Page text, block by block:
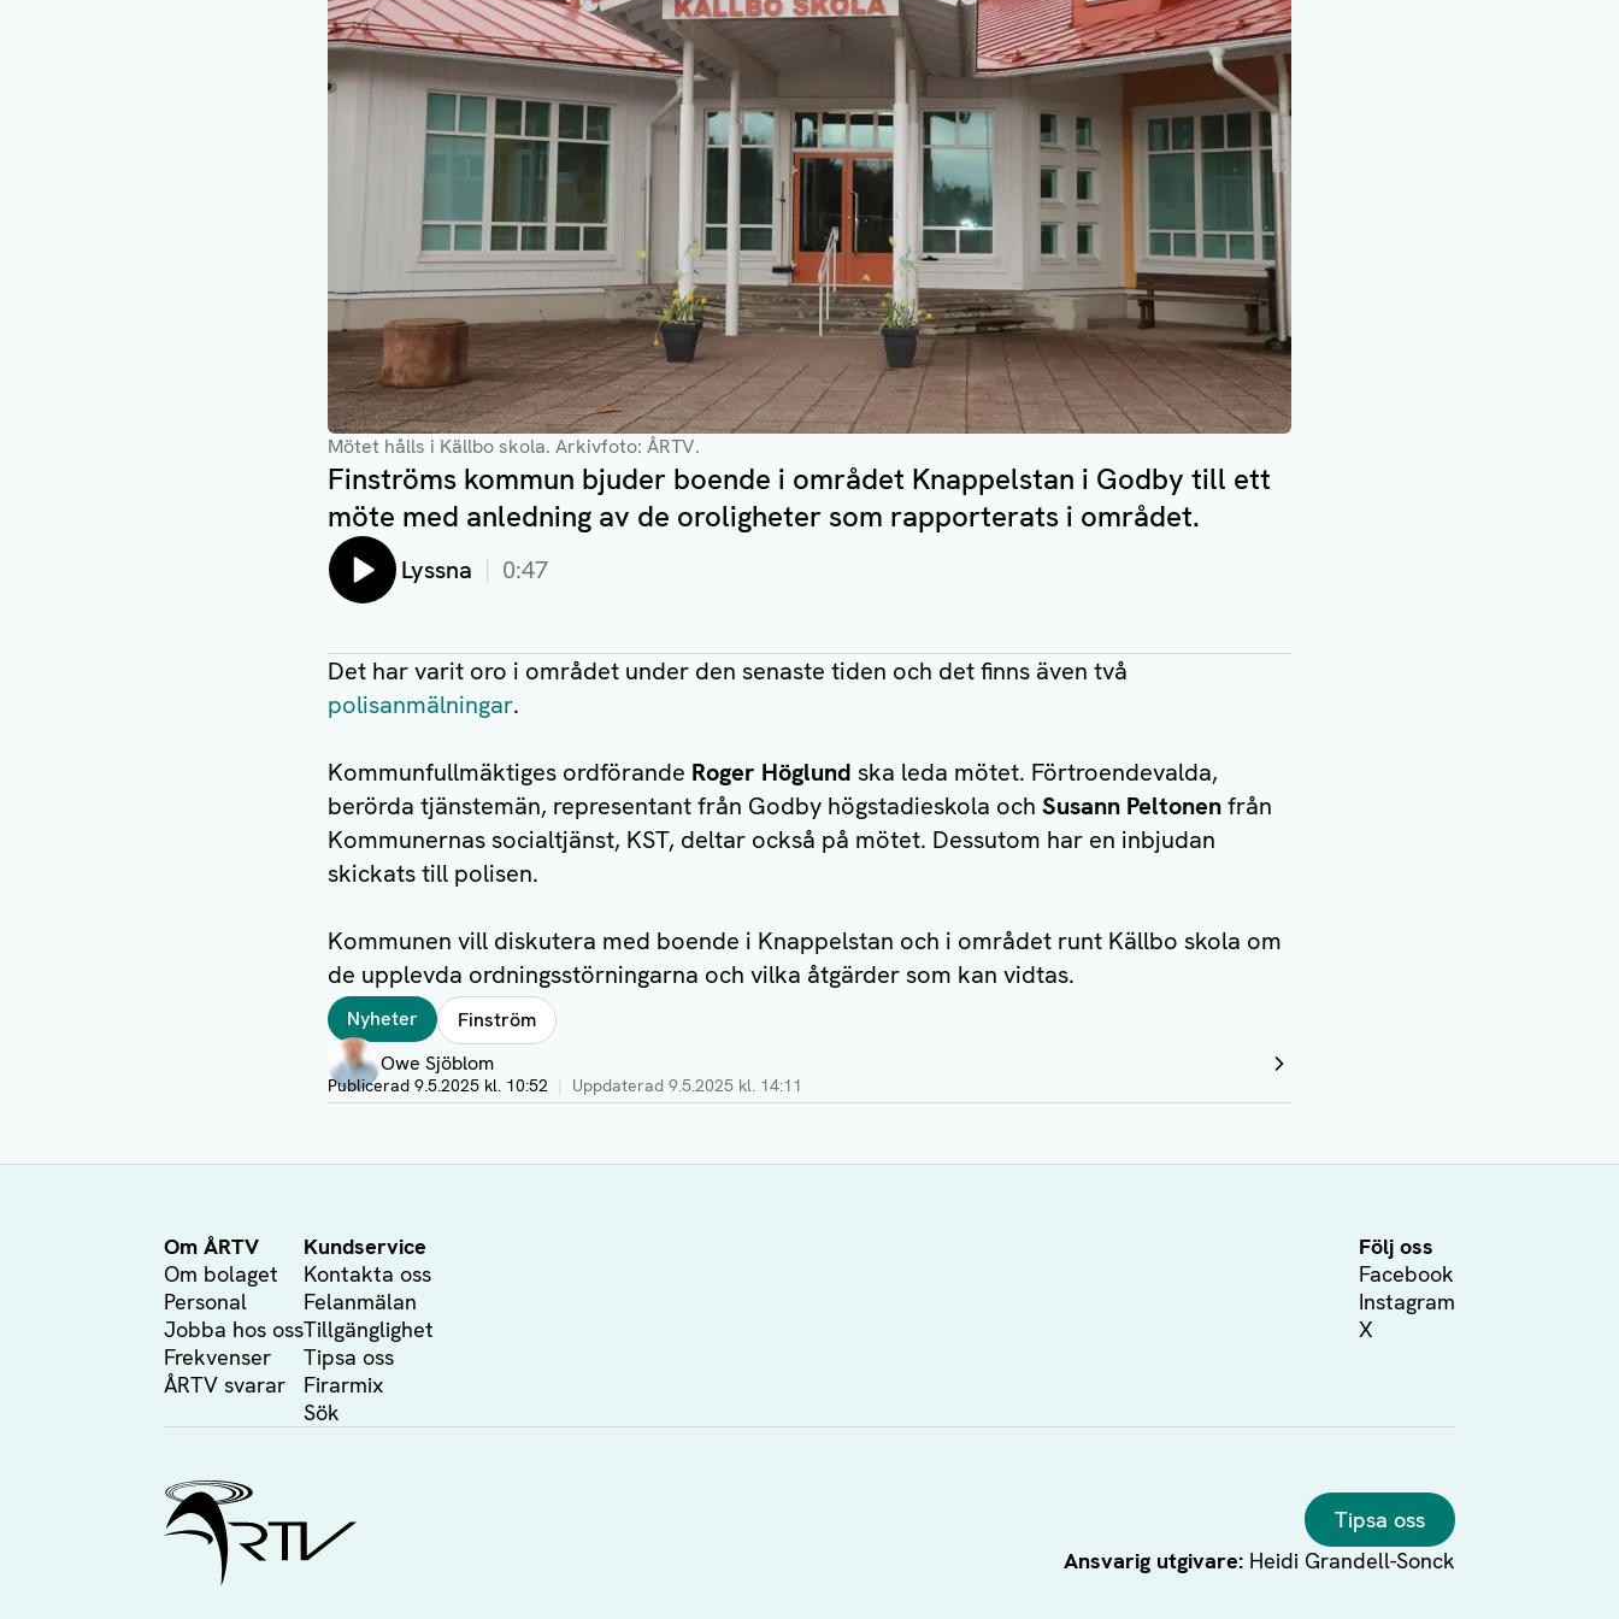
Mötet hålls i Källbo skola. Arkivfoto: ÅRTV.
Finströms kommun bjuder boende i området Knappelstan i Godby till ett
möte med anledning av de oroligheter som rapporterats i området.
Lyssna 0:47
Det har varit oro i området under den senaste tiden och det finns även två
polisanmälningar.
Kommunfullmäktiges ordförande Roger Höglund ska leda mötet. Förtroendevalda,
berörda tjänstemän, representant från Godby högstadieskola och Susann Peltonenfrån
Kommunernas socialtjänst, KST, deltar också på mötet. Dessutom har en inbjudan
skickats till polisen.
Kommunen vill diskutera med boende i Knappelstan och i området runt Källbo skola om
de upplevda ordningsstörningarna och vilka åtgärder som kan vidtas.
TaggarNyheter Finström
Författare
Owe Sjöblom
Visa profil
Publicerad 9.5.2025 kl. 10:52 Uppdaterad 9.5.2025 kl. 14:11
Om ÅRTV
Om bolaget
Personal
Jobba hos oss
Frekvenser
ÅRTV svarar
Kundservice
Kontakta oss
Felanmälan
Tillgänglighet
Tipsa oss
Firarmix
Sök
Följ oss
Facebook
Instagram
X
Ålands Radio & TV
Tipsa oss
Ansvarig utgivare: Heidi Grandell-Sonck